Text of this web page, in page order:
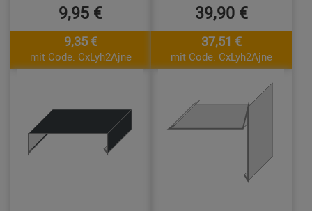
9,95 €
9,35 €
mit Code: CxLyh2Ajne
39,90 €
37,51 €
mit Code: CxLyh2Ajne